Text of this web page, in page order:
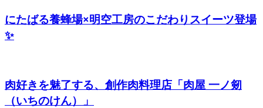
にたばる養蜂場×明空工房のこだわりスイーツ登場
✨
肉好きを魅了する、創作肉料理店「肉屋 一ノ剱
（いちのけん）」